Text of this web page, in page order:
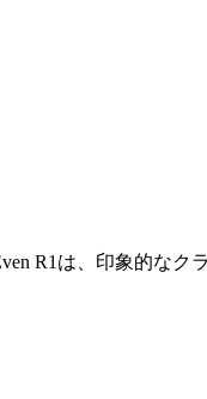
R1は、印象的な